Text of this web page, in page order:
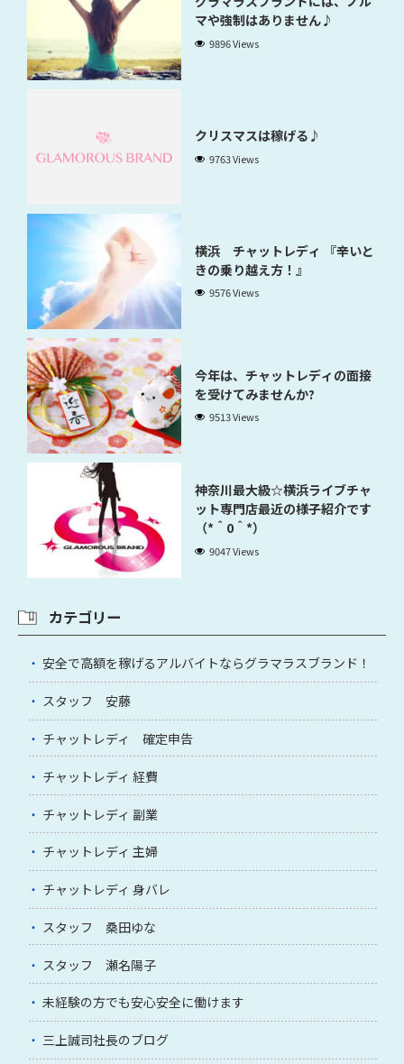
マや強制はありません♪
9896 Views
クリスマスは稼げる♪
9763 Views
横浜 チャットレディ 『辛いと
きの乗り越え方！』
9576 Views
今年は、チャットレディの面接
を受けてみませんか?
9513 Views
神奈川最大級☆横浜ライブチャ
ット専門店最近の様子紹介です
（*＾0＾*）
9047 Views
カテゴリー
安全で高額を稼げるアルバイトならグラマラスブランド！
スタッフ 安藤
チャットレディ 確定申告
チャットレディ 経費
チャットレディ 副業
チャットレディ 主婦
チャットレディ 身バレ
スタッフ 桑田ゆな
スタッフ 瀬名陽子
未経験の方でも安心安全に働けます
三上誠司社長のブログ